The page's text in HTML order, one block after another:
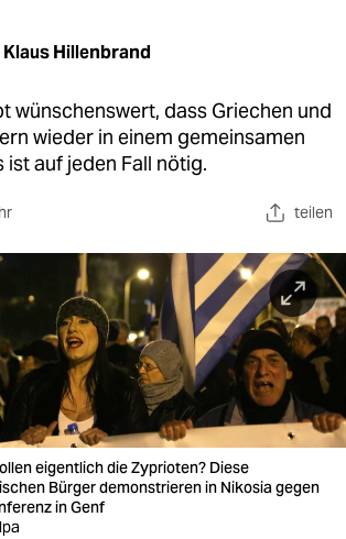
Klaus Hillenbrand
wünschenswert, dass Griechen und
wieder in einem gemeinsamen
ist auf jeden Fall nötig.
teilen
eigentlich die Zyprioten? Diese
Bürger demonstrieren in Nikosia gegen
in Genf